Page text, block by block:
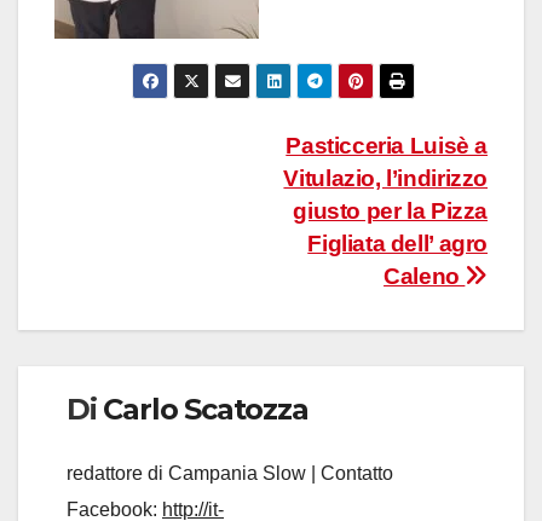
Pasticceria Luisè a
Vitulazio, l’indirizzo
giusto per la Pizza
Figliata dell’ agro
Caleno
Di Carlo Scatozza
redattore di Campania Slow | Contatto
Facebook: http://it-